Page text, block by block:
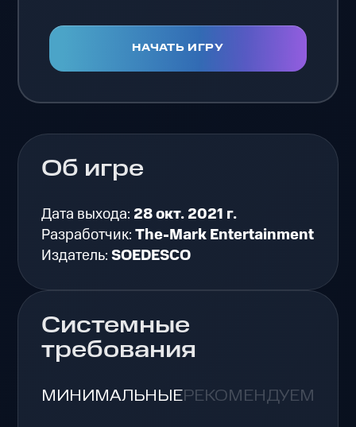
НАЧАТЬ ИГРУ
Об игре
Дата выхода: 28 окт. 2021 г.
Разработчик:The-Mark Entertainment
Издатель:SOEDESCO
Системные
требования
МИНИМАЛЬНЫЕРЕКОМЕНДУЕМЫЕ